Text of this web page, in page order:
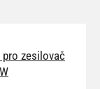
pro zesilovač